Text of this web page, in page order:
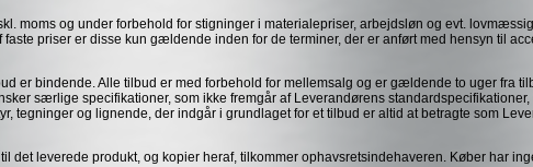
moms og under forbehold for stigninger i materialepriser, arbejdsløn og evt.
faste priser er disse kun gældende inden for de terminer, der er anført med hensyn til
er bindende. Alle tilbud er med forbehold for mellemsalg og er gældende to uger fra
særlige specifikationer, som ikke fremgår af Leverandørens
tegninger og lignende, der indgår i grundlaget for et tilbud er altid at betragte som
det leverede produkt, og kopier heraf, tilkommer ophavsretsindehaveren. Køber har